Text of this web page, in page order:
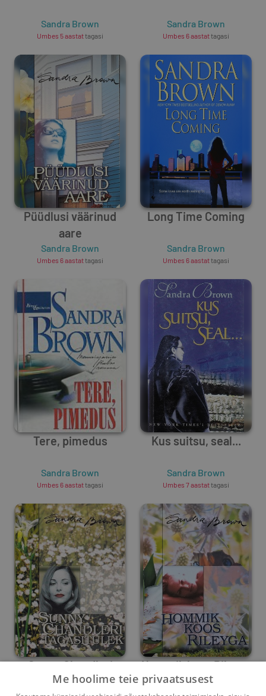
Sandra Brown
Umbes 5 aastattagasi
Sandra Brown
Umbes 6 aastattagasi
Püüdlusi väärinud
aare
Sandra Brown
Umbes 6 aastattagasi
Long Time Coming
Sandra Brown
Umbes 6 aastattagasi
Tere, pimedus
Sandra Brown
Umbes 6 aastattagasi
Kus suitsu, seal...
Sandra Brown
Umbes 7 aastattagasi
Sunny Chandleri
tagasitulek
Hommik koos Rileyga
Me hoolime teie privaatsusest